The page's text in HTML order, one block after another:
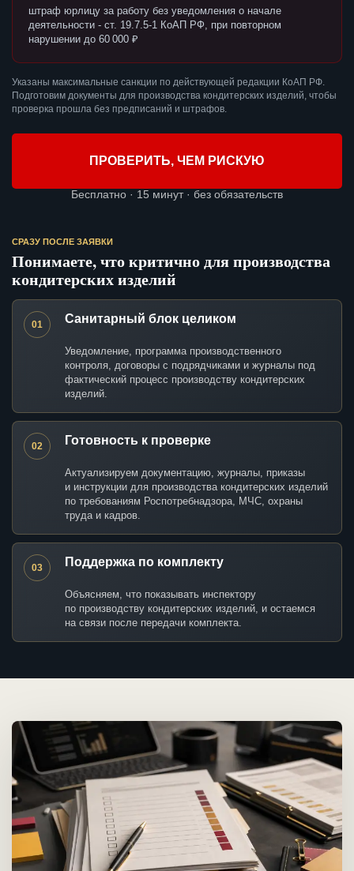
штраф юрлицу за работу без уведомления о начале
деятельности - ст. 19.7.5-1 КоАП РФ, при повторном
нарушении до 60 000 ₽
Указаны максимальные санкции по действующей редакции КоАП РФ.
Подготовим документы для производства кондитерских изделий, чтобы
проверка прошла без предписаний и штрафов.
ПРОВЕРИТЬ, ЧЕМ РИСКУЮ
Бесплатно · 15 минут · без обязательств
СРАЗУ ПОСЛЕ ЗАЯВКИ
Понимаете, что критично для производства
кондитерских изделий
01 Санитарный блок целиком
Уведомление, программа производственного
контроля, договоры с подрядчиками и журналы под
фактический процесс производству кондитерских
изделий.
02 Готовность к проверке
Актуализируем документацию, журналы, приказы
и инструкции для производства кондитерских изделий
по требованиям Роспотребнадзора, МЧС, охраны
труда и кадров.
03 Поддержка по комплекту
Объясняем, что показывать инспектору
по производству кондитерских изделий, и остаемся
на связи после передачи комплекта.